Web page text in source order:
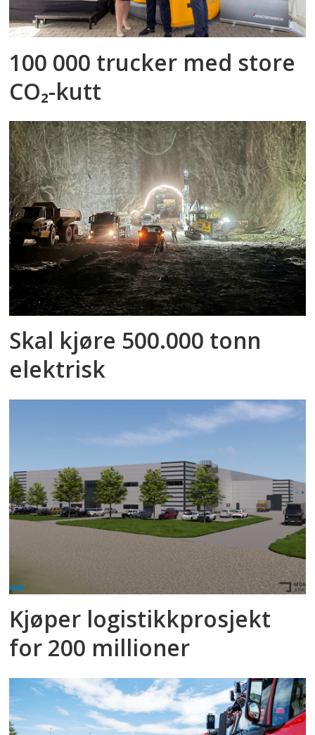
100 000 trucker med store
CO₂-kutt
Skal kjøre 500.000 tonn
elektrisk
Kjøper logistikkprosjekt
for 200 millioner